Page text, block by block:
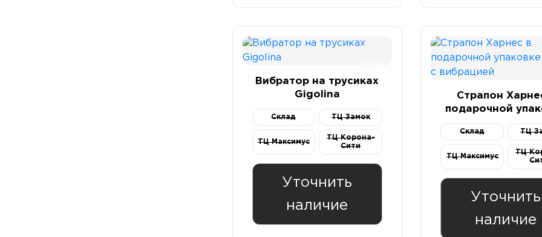
Вибратор на трусиках
Gigolina
Склад ТЦ Замок
ТЦ Максимус
ТЦ Корона-
Сити
Уточнить
наличие
Страпон
подарочной
Склад ТЦ
ТЦ Максимус
ТЦ
Уточнить
наличие